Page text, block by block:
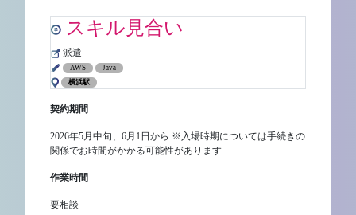
スキル見合い
派遣
AWS
Java
横浜駅
契約期間
2026年5月中旬、6月1日から ※入場時期については手続きの
関係でお時間がかかる可能性があります
作業時間
要相談